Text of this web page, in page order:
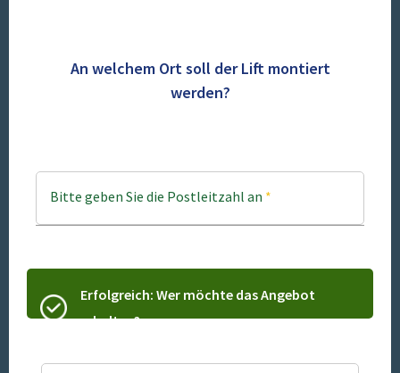
An welchem Ort soll der Lift montiert
werden?
Bitte geben Sie die Postleitzahl an *
Erfolgreich: Wer möchte das Angebot
erhalten?